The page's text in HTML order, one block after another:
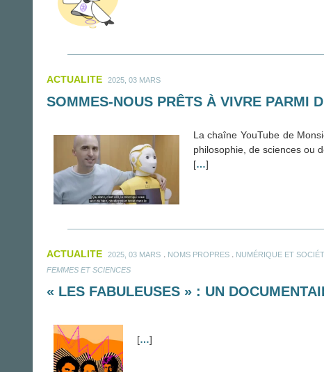
ACTUALITE 2025, 03 MARS
SOMMES-NOUS PRÊTS À VIVRE PARMI
La chaîne YouTube de
philosophie, de sciences ou
[…]
ACTUALITE 2025, 03 MARS NOMS PROPRES. NUMÉRIQUE ET
FEMMES ET SCIENCES
« LES FABULEUSES » : UN
[…]